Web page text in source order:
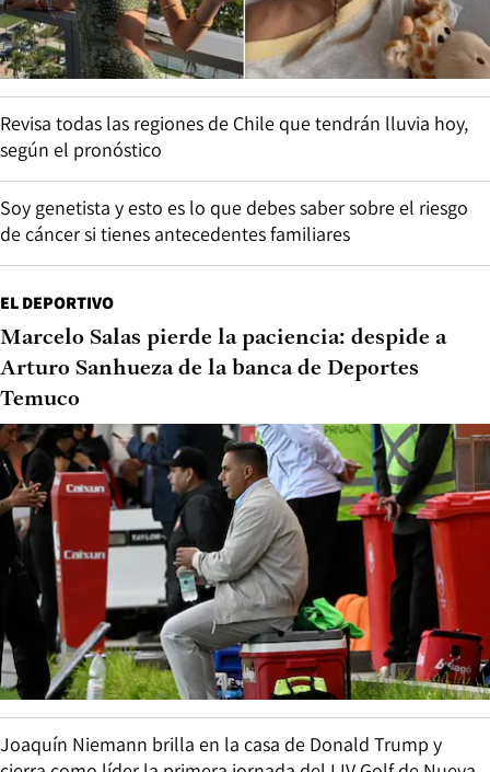
Revisa todas las regiones de Chile que tendrán lluvia hoy,
según el pronóstico
Soy genetista y esto es lo que debes saber sobre el riesgo
de cáncer si tienes antecedentes familiares
EL DEPORTIVO
Marcelo Salas pierde la paciencia: despide a
Arturo Sanhueza de la banca de Deportes
Temuco
Joaquín Niemann brilla en la casa de Donald Trump y